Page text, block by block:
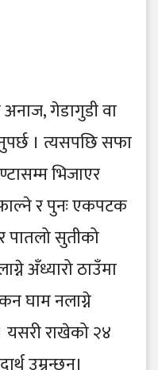
गेडागुडी वा
। त्यसपछि सफा
भिजाएर
फाल्ने र पुनः एकपटक
सुतीको
अँध्यारो ठाउँमा
घाम नलाग्ने
यसरी राखेको २४